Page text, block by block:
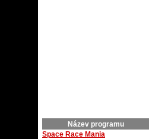
Název programu
Space Race Mania